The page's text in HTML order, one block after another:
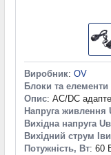
Виробник: OV
Блоки та
Опис: AC/DC
Напруга живлення
Вихідна напруга
Вихідний струм
Потужність, Вт: 60